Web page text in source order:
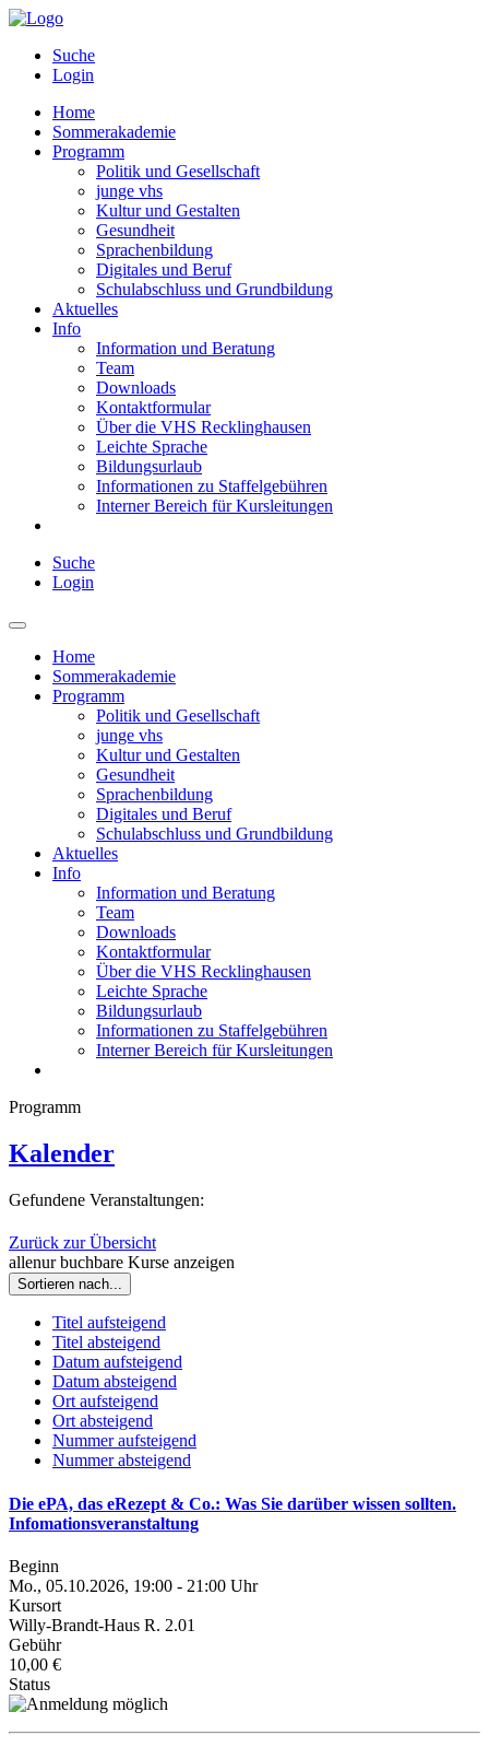
Suche
Login
Home
Sommerakademie
Programm
Politik und Gesellschaft
junge vhs
Kultur und Gestalten
Gesundheit
Sprachenbildung
Digitales und Beruf
Schulabschluss und Grundbildung
Aktuelles
Info
Information und Beratung
Team
Downloads
Kontaktformular
Über die VHS Recklinghausen
Leichte Sprache
Bildungsurlaub
Informationen zu Staffelgebühren
Interner Bereich für Kursleitungen
Suche
Login
Home
Sommerakademie
Programm
Politik und Gesellschaft
junge vhs
Kultur und Gestalten
Gesundheit
Sprachenbildung
Digitales und Beruf
Schulabschluss und Grundbildung
Aktuelles
Info
Information und Beratung
Team
Downloads
Kontaktformular
Über die VHS Recklinghausen
Leichte Sprache
Bildungsurlaub
Informationen zu Staffelgebühren
Interner Bereich für Kursleitungen
Programm
Kalender
Gefundene Veranstaltungen:
Zurück zur Übersicht
allenur buchbare Kurse anzeigen
Sortieren nach...
Titel aufsteigend
Titel absteigend
Datum aufsteigend
Datum absteigend
Ort aufsteigend
Ort absteigend
Nummer aufsteigend
Nummer absteigend
Die ePA, das eRezept & Co.: Was Sie darüber wissen sollten.
Infomationsveranstaltung
Beginn
Mo., 05.10.2026, 19:00 - 21:00 Uhr
Kursort
Willy-Brandt-Haus R. 2.01
Gebühr
10,00 €
Status